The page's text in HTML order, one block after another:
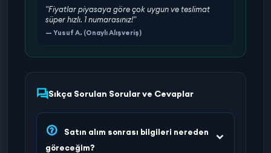
"Fiyatlar piyasaya göre çok uygun ve teslimat
süper hızlı. 1 numarasınız!"
— Yusuf A. (Onaylı Alışveriş)
Sıkça Sorulan Sorular ve Cevaplar
Satın alım sonrası bilgileri nereden
göreceğim?